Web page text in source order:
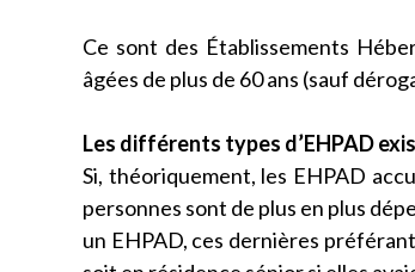
Ce sont des Établissements
âgées de plus de 60 ans (sauf
Les différents types d’EHPAD
Si, théoriquement, les EHPAD
personnes sont de plus en plus
un EHPAD, ces dernières